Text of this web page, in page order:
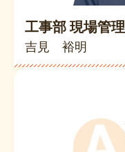
工事部 現場管理
吉見 裕明